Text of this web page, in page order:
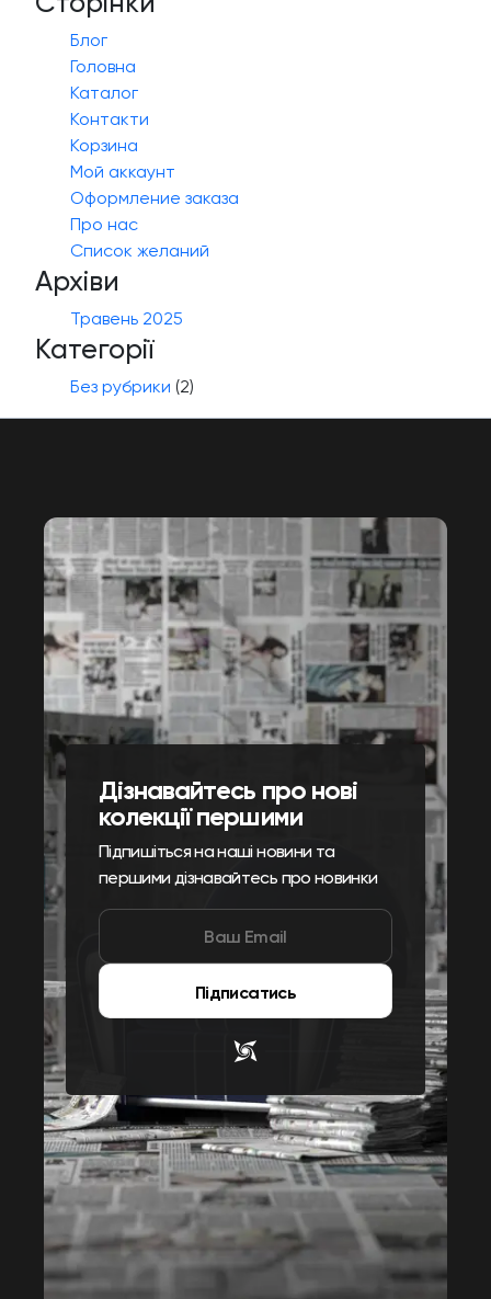
Блог
Головна
Каталог
Контакти
Корзина
Мой аккаунт
Оформление заказа
Про нас
Список желаний
Архіви
Травень 2025
Категорії
Без рубрики (2)
Дізнавайтесь про нові
колекції першими
Підпишіться на наші новини та
першими дізнавайтесь про новинки
Підписатись